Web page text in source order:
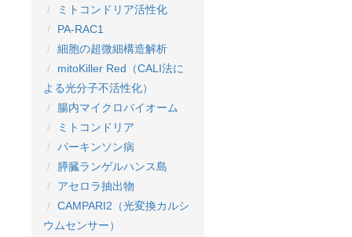
ミトコンドリア活性化
PA-RAC1
細胞の超微細構造解析
mitoKiller Red（CALI法に
よる光分子不活性化）
腸内マイクロバイオーム
ミトコンドリア
パーキンソン病
膵臓ランゲルハンス島
アセロラ抽出物
CAMPARI2（光変換カルシ
ウムセンサー）